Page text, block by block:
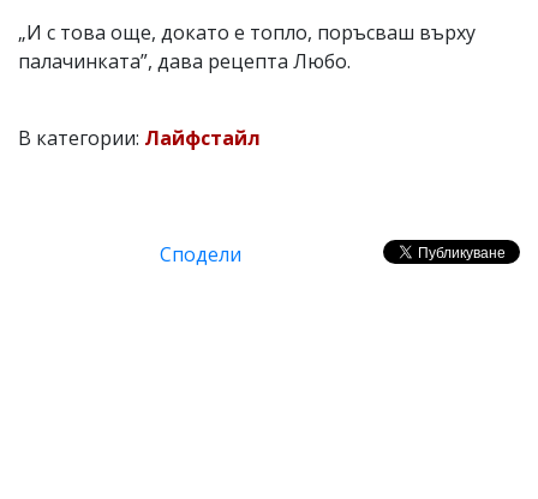
„И с това още, докато е топло, поръсваш върху
палачинката”, дава рецепта Любо.
В категории: Лайфстайл
Сподели